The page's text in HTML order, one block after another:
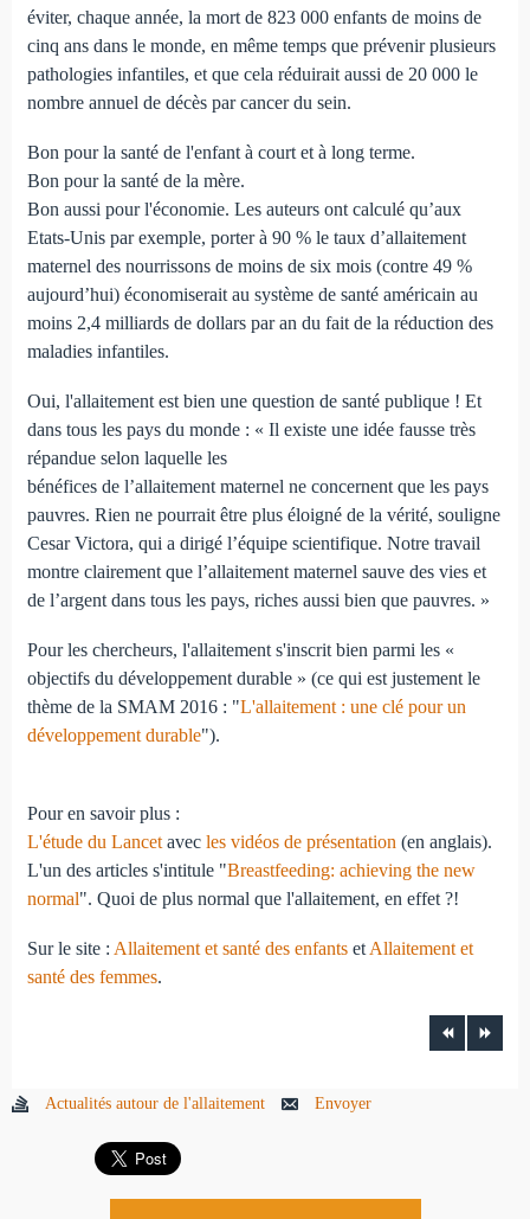
éviter, chaque année, la mort de 823 000 enfants de moins de
cinq ans dans le monde, en même temps que prévenir plusieurs
pathologies infantiles, et que cela réduirait aussi de 20 000 le
nombre annuel de décès par cancer du sein.
Bon pour la santé de l'enfant à court et à long terme.
Bon pour la santé de la mère.
Bon aussi pour l'économie. Les auteurs ont calculé qu’aux
Etats-Unis par exemple, porter à 90 % le taux d’allaitement
maternel des nourrissons de moins de six mois (contre 49 %
aujourd’hui) économiserait au système de santé américain au
moins 2,4 milliards de dollars par an du fait de la réduction des
maladies infantiles.
Oui, l'allaitement est bien une question de santé publique ! Et
dans tous les pays du monde : « Il existe une idée fausse très
répandue selon laquelle les
bénéfices de l’allaitement maternel ne concernent que les pays
pauvres. Rien ne pourrait être plus éloigné de la vérité, souligne
Cesar Victora, qui a dirigé l’équipe scientifique. Notre travail
montre clairement que l’allaitement maternel sauve des vies et
de l’argent dans tous les pays, riches aussi bien que pauvres. »
Pour les chercheurs, l'allaitement s'inscrit bien parmi les «
objectifs du développement durable » (ce qui est justement le
thème de la SMAM 2016 : "L'allaitement : une clé pour un
développement durable").
Pour en savoir plus :
L'étude du Lancetavec les vidéos de présentation (en anglais).
L'un des articles s'intitule "Breastfeeding: achieving the new
normal". Quoi de plus normal que l'allaitement, en effet ?!
Sur le site : Allaitement et santé des enfantset Allaitement et
santé des femmes.
Actualités autour de l'allaitement Envoyer